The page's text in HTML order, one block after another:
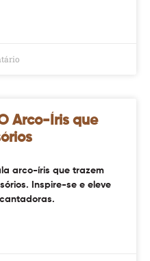
Arco-Íris que
arco-íris que trazem
Inspire-se e eleve